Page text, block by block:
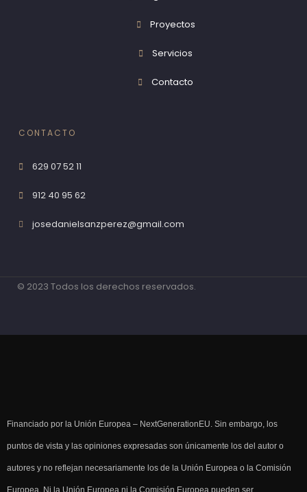
Proyectos
Servicios
Contacto
CONTACTO
629 07 52 11
912 40 95 62
josedanielsanzperez@gmail.com
© 2023 Todos los derechos reservados.
Financiado por la Unión Europea – NextGenerationEU. Sin embargo, los
puntos de vista y las opiniones expresadas son únicamente los del autor o
autores y no reflejan necesariamente los de la Unión Europea o la Comisión